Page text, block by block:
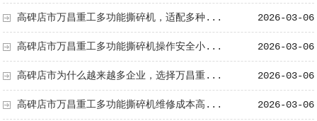
2026-03-06
高碑店市万昌重工多功能撕碎机，适配多种...
2026-03-06
高碑店市万昌重工多功能撕碎机操作安全小...
2026-03-06
高碑店市为什么越来越多企业，选择万昌重...
2026-03-06
高碑店市万昌重工多功能撕碎机维修成本高...